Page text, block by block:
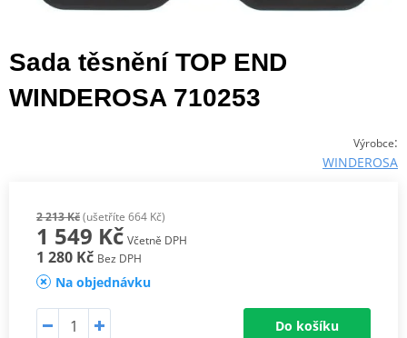
Sada těsnění TOP END
WINDEROSA 710253
Výrobce:
WINDEROSA
2 213 Kč(ušetříte 664 Kč)
1 549 Kč Včetně DPH
1 280 Kč Bez DPH
Na objednávku
Do košíku